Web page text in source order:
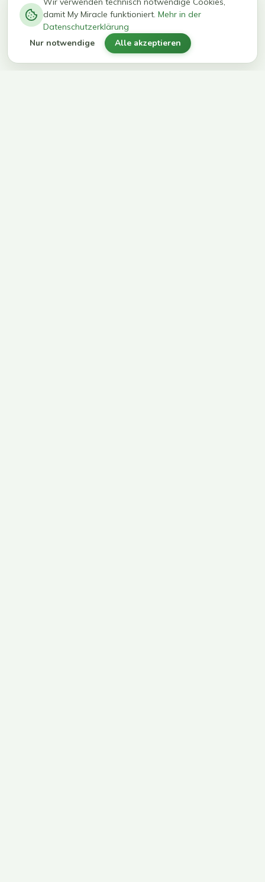
kg in 12
Wochen
erreichen
ihr Ziel
damit My Miracle funktioniert. Mehr in der
Datenschutzerklärung
Nur notwendige Alle akzeptieren